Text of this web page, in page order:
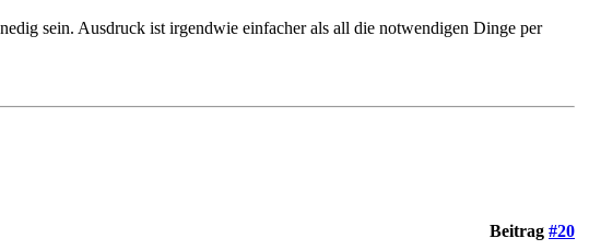
sein. Ausdruck ist irgendwie einfacher als all die notwendigen Dinge per
Beitrag #20